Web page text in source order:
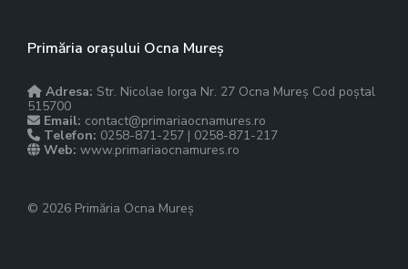
Primăria orașului Ocna Mureș
Adresa: Str. Nicolae Iorga Nr. 27 Ocna Mureș Cod poștal
515700
Email: contact@primariaocnamures.ro
Telefon: 0258-871-257 | 0258-871-217
Web: www.primariaocnamures.ro
© 2026 Primăria Ocna Mureș